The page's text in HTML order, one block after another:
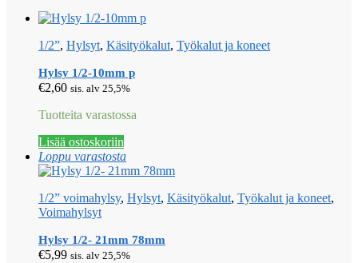
1/2”, Hylsyt, Käsityökalut, Työkalut ja koneet
Hylsy 1/2-10mm p
€2,60 sis. alv 25,5%
Tuotteita varastossa
Lisää ostoskoriin
Loppu varastosta
1/2” voimahylsy, Hylsyt, Käsityökalut, Työkalut ja koneet,
Voimahylsyt
Hylsy 1/2- 21mm 78mm
€5,99 sis. alv 25,5%